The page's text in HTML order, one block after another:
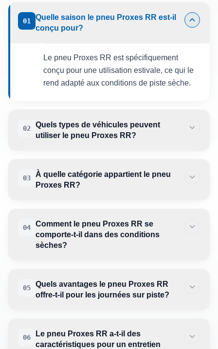
01
Quelle saison le pneu Proxes RR est-il
conçu pour?
Le pneu Proxes RR est spécifiquement
conçu pour une utilisation estivale, ce qui le
rend adapté aux conditions de piste sèche.
02
Quels types de véhicules peuvent
utiliser le pneu Proxes RR?
03
À quelle catégorie appartient le pneu
Proxes RR?
04
Comment le pneu Proxes RR se
comporte-t-il dans des conditions
sèches?
05
Quels avantages le pneu Proxes RR
offre-t-il pour les journées sur piste?
06
Le pneu Proxes RR a-t-il des
caractéristiques pour un entretien